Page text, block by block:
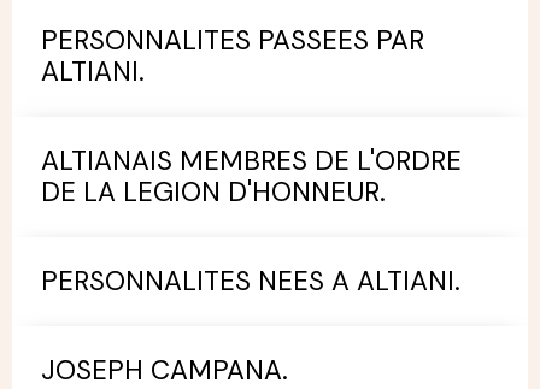
PERSONNALITES PASSEES PAR
ALTIANI.
ALTIANAIS MEMBRES DE L'ORDRE
DE LA LEGION D'HONNEUR.
PERSONNALITES NEES A ALTIANI.
JOSEPH CAMPANA.